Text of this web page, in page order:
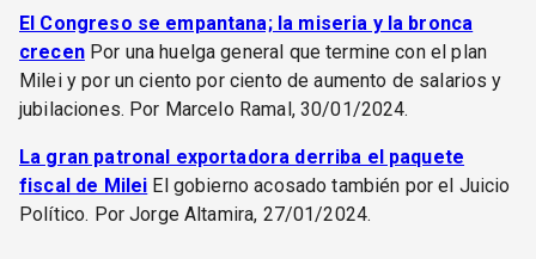
El Congreso se empantana; la miseria y la bronca
crecenPor una huelga general que termine con el plan
Milei y por un ciento por ciento de aumento de salarios y
jubilaciones. Por Marcelo Ramal, 30/01/2024.
La gran patronal exportadora derriba el paquete
fiscal de Milei El gobierno acosado también por el Juicio
Político. Por Jorge Altamira, 27/01/2024.